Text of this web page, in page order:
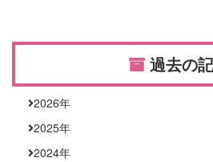
過去の
2026年
2025年
2024年